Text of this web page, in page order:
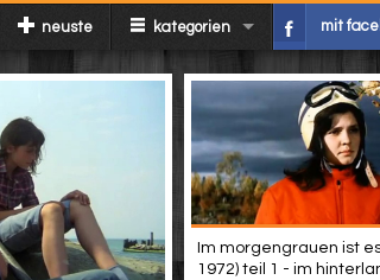
neuste kategorien mit
Im morgengrauen ist
1972) teil 1 - im